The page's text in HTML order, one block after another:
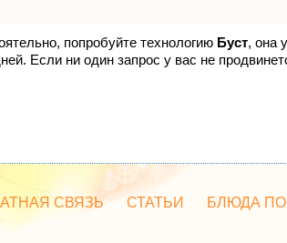
попробуйте технологию Буст, она
Если ни один запрос у вас не
СВЯЗЬ СТАТЬИ БЛЮДА